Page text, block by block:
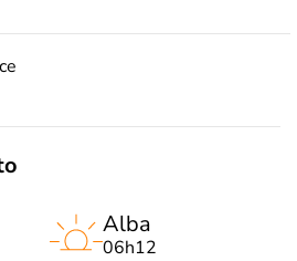
Alba
06h12